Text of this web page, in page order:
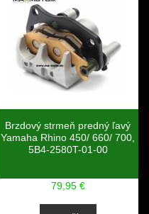
Brzdový strmeň predný ľavý
Yamaha Rhino 450/ 660/ 700,
5B4-2580T-01-00
79,95 €